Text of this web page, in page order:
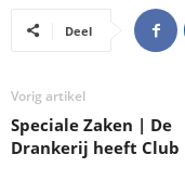
Deel
Vorig artikel
Speciale Zaken | De
Drankerij heeft Club